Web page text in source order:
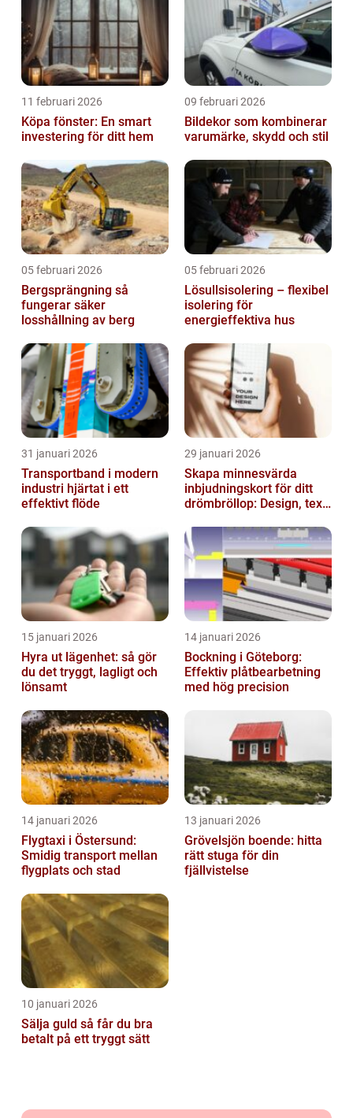
11 februari 2026
Köpa fönster: En smart
investering för ditt hem
09 februari 2026
Bildekor som kombinerar
varumärke, skydd och stil
05 februari 2026
Bergsprängning så
fungerar säker
losshållning av berg
05 februari 2026
Lösullsisolering – flexibel
isolering för
energieffektiva hus
31 januari 2026
Transportband i modern
industri hjärtat i ett
effektivt flöde
29 januari 2026
Skapa minnesvärda
inbjudningskort för ditt
drömbröllop: Design, text
15 januari 2026
Hyra ut lägenhet: så gör
du det tryggt, lagligt och
lönsamt
14 januari 2026
Bockning i Göteborg:
Effektiv plåtbearbetning
med hög precision
14 januari 2026
Flygtaxi i Östersund:
Smidig transport mellan
flygplats och stad
13 januari 2026
Grövelsjön boende: hitta
rätt stuga för din
fjällvistelse
10 januari 2026
Sälja guld så får du bra
betalt på ett tryggt sätt